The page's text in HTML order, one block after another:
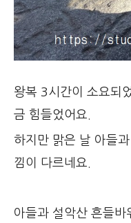
왕복 3시간이 소요되
금 힘들었어요.
하지만 맑은 날 아들
낌이 다르네요.
아들과 설악산 흔들바